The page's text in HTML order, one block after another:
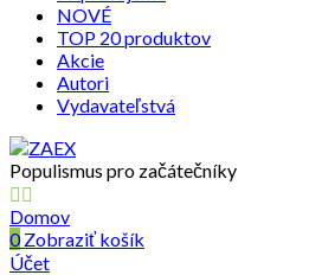
NOVÉ
TOP 20 produktov
Akcie
Autori
Vydavateľstvá
Populismus pro začátečníky
Domov
0Zobraziť košík
Účet